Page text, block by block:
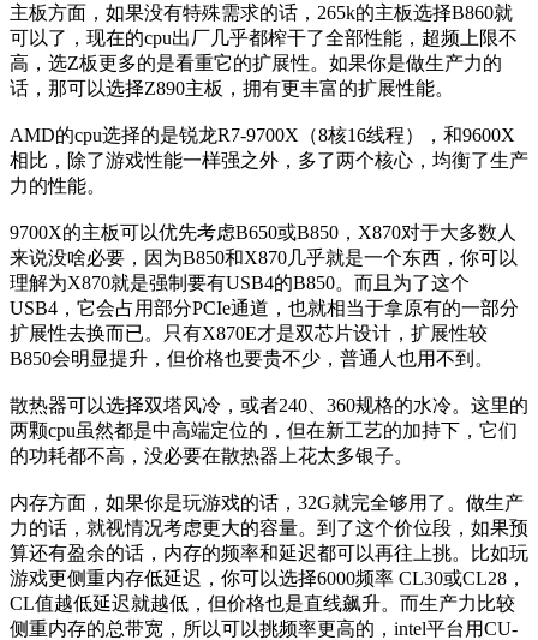
主板方面，如果没有特殊需求的话，265k的主板选择B860就
可以了，现在的cpu出厂几乎都榨干了全部性能，超频上限不
高，选Z板更多的是看重它的扩展性。如果你是做生产力的
话，那可以选择Z890主板，拥有更丰富的扩展性能。
AMD的cpu选择的是锐龙R7-9700X（8核16线程），和9600X
相比，除了游戏性能一样强之外，多了两个核心，均衡了生产
力的性能。
9700X的主板可以优先考虑B650或B850，X870对于大多数人
来说没啥必要，因为B850和X870几乎就是一个东西，你可以
理解为X870就是强制要有USB4的B850。而且为了这个
USB4，它会占用部分PCIe通道，也就相当于拿原有的一部分
扩展性去换而已。只有X870E才是双芯片设计，扩展性较
B850会明显提升，但价格也要贵不少，普通人也用不到。
散热器可以选择双塔风冷，或者240、360规格的水冷。这里的
两颗cpu虽然都是中高端定位的，但在新工艺的加持下，它们
的功耗都不高，没必要在散热器上花太多银子。
内存方面，如果你是玩游戏的话，32G就完全够用了。做生产
力的话，就视情况考虑更大的容量。到了这个价位段，如果预
算还有盈余的话，内存的频率和延迟都可以再往上挑。比如玩
游戏更侧重内存低延迟，你可以选择6000频率 CL30或CL28，
CL值越低延迟就越低，但价格也是直线飙升。而生产力比较
侧重内存的总带宽，所以可以挑频率更高的，intel平台用CU-